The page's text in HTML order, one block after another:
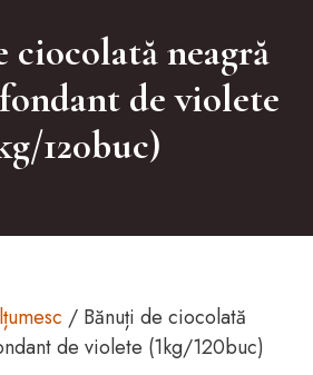
ciocolată neagră
de violete
120buc)
/ Bănuți de ciocolată
de violete (1kg/120buc)